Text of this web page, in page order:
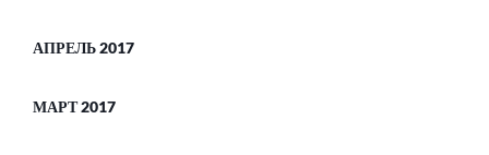
АПРЕЛЬ 2017
МАРТ 2017